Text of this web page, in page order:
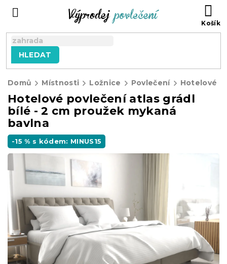
HLEDAT
Domů Místnosti Ložnice Povlečení Hotelové
Hotelové povlečení atlas grádl
bílé - 2 cm proužek mykaná
bavlna
-15 % s kódem: MINUS15